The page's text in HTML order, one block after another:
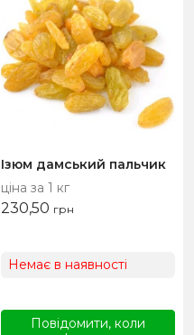
Ізюм дамський пальчик
ціна за 1 кг
230,50 грн
Немає в наявності
Повідомити, коли